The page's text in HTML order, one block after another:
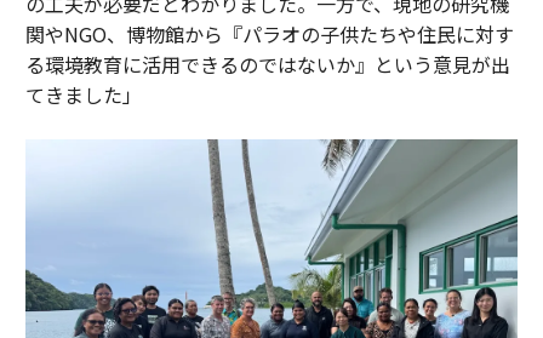
関やNGO、博物館から『パラオの子供たちや住民に対す
る環境教育に活用できるのではないか』という意見が出
てきました」